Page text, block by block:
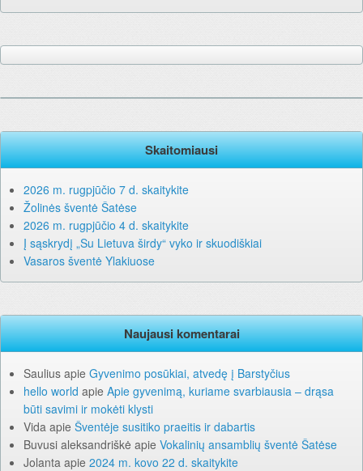
Skaitomiausi
2026 m. rugpjūčio 7 d. skaitykite
Žolinės šventė Šatėse
2026 m. rugpjūčio 4 d. skaitykite
Į sąskrydį „Su Lietuva širdy“ vyko ir skuodiškiai
Vasaros šventė Ylakiuose
Naujausi komentarai
Saulius apie Gyvenimo posūkiai, atvedę į Barstyčius
hello world apie Apie gyvenimą, kuriame svarbiausia – drąsa
būti savimi ir mokėti klysti
Vida apie Šventėje susitiko praeitis ir dabartis
Buvusi aleksandriškė apie Vokalinių ansamblių šventė Šatėse
Jolanta apie 2024 m. kovo 22 d. skaitykite